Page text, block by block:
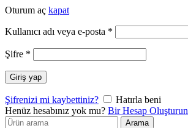
Oturum aç kapat
Kullanıcı adı veya e-posta *
Şifre *
Giriş yap
Şifrenizi mi kaybettiniz?
Hatırla beni
Henüz hesabınız yok mu? Bir Hesap Oluşturun
Arayın:
Arama